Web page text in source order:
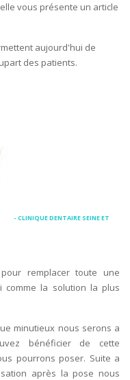
vous présente un article
aujourd'hui de
des patients.
- CLINIQUE DENTAIRE SEINE ET
remplacer toute une
comme la solution la plus
minutieux nous serons a
bénéficier de cette
pourrons poser. Suite a
après la pose nous